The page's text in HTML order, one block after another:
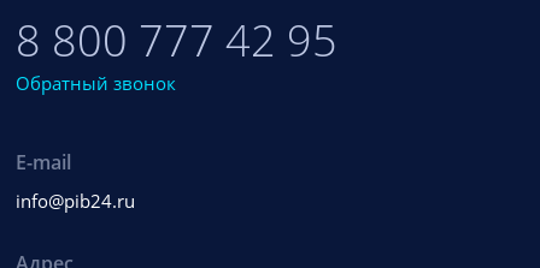
8 800 777 42 95
Обратный звонок
E-mail
info@pib24.ru